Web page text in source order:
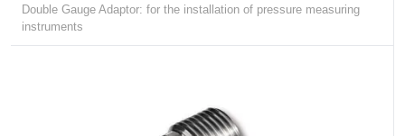
Double Gauge Adaptor: for the installation of pressure measuring
instruments